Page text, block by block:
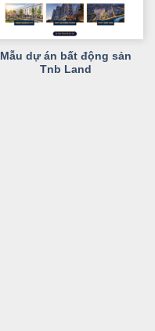
Mẫu dự án bất động sản
Tnb Land